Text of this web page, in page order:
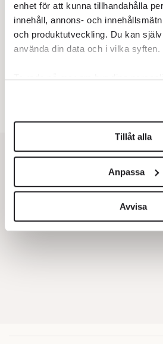
enhet för att kunna tillhandahålla
innehåll, annons- och
och produktutveckling. Du kan
använda din data och i vilka syften.
Ta reda på mer om hur dina
Du kan ändra eller dra tillbaka ditt
helst från cookie-förklaringen.
Vi använder enhetsidentifierare för
för sociala medier och analysera
vidarebefordrar även sådana
information från din enhet till de
annons- och analysföretag som vi
Tillåt alla
Anpassa
Avvisa
Testa vår